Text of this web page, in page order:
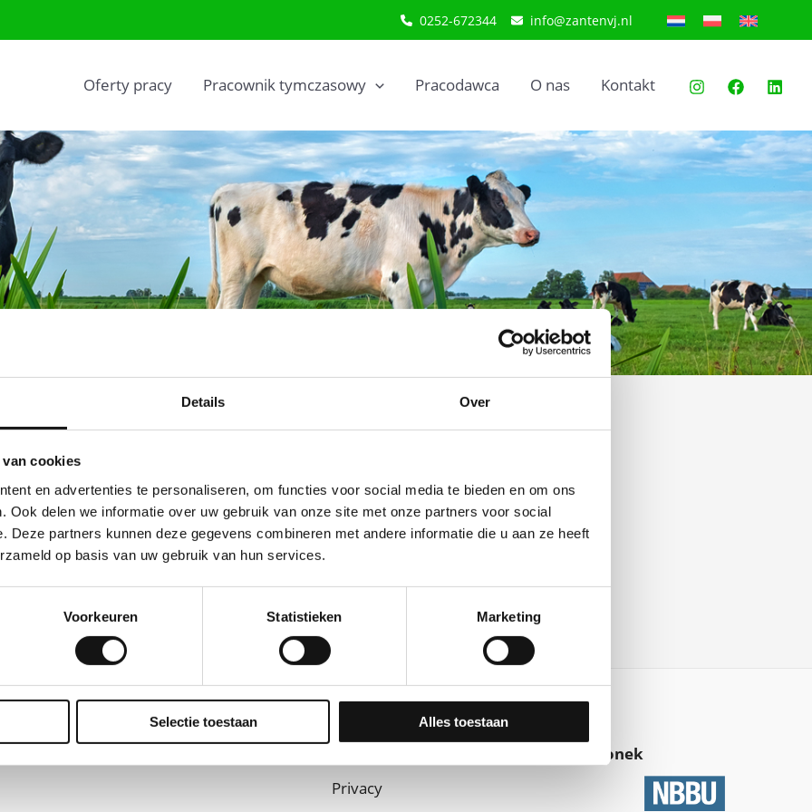
Details Over
cookies
en advertenties te personaliseren, om functies voor social media te bieden en om ons
Ook delen we informatie over uw gebruik van onze site met onze partners voor social
Deze partners kunnen deze gegevens combineren met andere informatie die u aan ze heeft
op basis van uw gebruik van hun services.
Voorkeuren Statistieken Marketing
Selectie toestaan Alles toestaan
0252-672344 info@zantenvj.nl
Oferty pracy Pracownik tymczasowy Pracodawca O nas Kontakt
Privacy
Członek